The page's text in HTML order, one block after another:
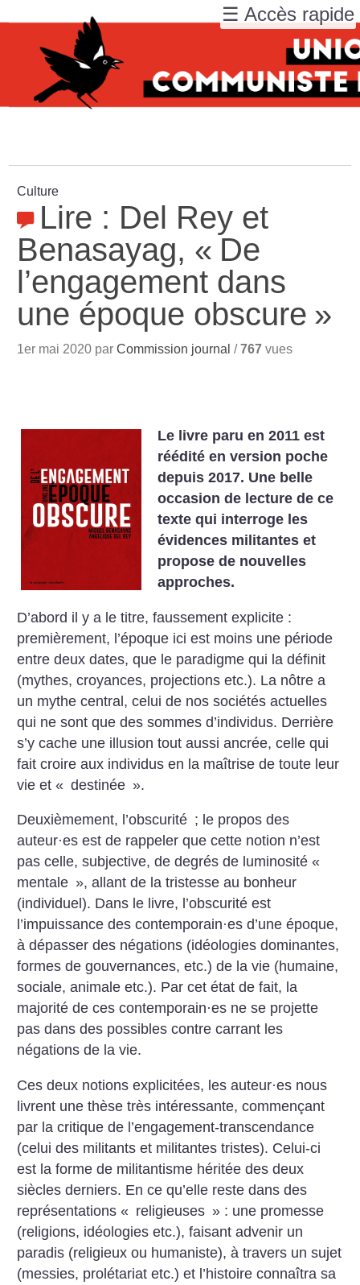
Culture
Lire : Del Rey et
Benasayag, « De
l’engagement dans
une époque obscure »
1er mai 2020 parCommission journal /767 vues
Le livre paru en 2011 est
réédité en version poche
depuis 2017. Une belle
occasion de lecture de ce
texte qui interroge les
évidences militantes et
propose de nouvelles
approches.
D’abord il y a le titre, faussement explicite :
premièrement, l’époque ici est moins une période
entre deux dates, que le paradigme qui la définit
(mythes, croyances, projections etc.). La nôtre a
un mythe central, celui de nos sociétés actuelles
qui ne sont que des sommes d’individus. Derrière
s’y cache une illusion tout aussi ancrée, celle qui
fait croire aux individus en la maîtrise de toute leur
vie et « destinée ».
Deuxièmement, l’obscurité ; le propos des
auteur·es est de rappeler que cette notion n’est
pas celle, subjective, de degrés de luminosité «
mentale », allant de la tristesse au bonheur
(individuel). Dans le livre, l’obscurité est
l’impuissance des contemporain·es d’une époque,
à dépasser des négations (idéologies dominantes,
formes de gouvernances, etc.) de la vie (humaine,
sociale, animale etc.). Par cet état de fait, la
majorité de ces contemporain·es ne se projette
pas dans des possibles contre carrant les
négations de la vie.
Ces deux notions explicitées, les auteur·es nous
livrent une thèse très intéressante, commençant
par la critique de l’engagement-transcendance
(celui des militants et militantes tristes). Celui-ci
est la forme de militantisme héritée des deux
siècles derniers. En ce qu’elle reste dans des
représentations « religieuses » : une promesse
(religions, idéologies etc.), faisant advenir un
paradis (religieux ou humaniste), à travers un sujet
(messies, prolétariat etc.) et l’histoire connaîtra sa
☰ Accès rapide